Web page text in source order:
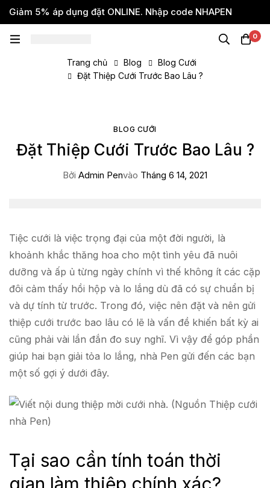
Giảm 5% áp dụng đặt ONLINE. Nhập code NHAPEN
0
Trang chủ Blog
Blog Cưới
Đặt Thiệp Cưới Trước Bao Lâu ?
BLOG CƯỚI
Đặt Thiệp Cưới Trước Bao Lâu ?
Bởi Admin Penvào Tháng 6 14, 2021
Tiệc cưới là việc trọng đại của một đời người, là
khoảnh khắc thăng hoa cho một tình yêu đã nuôi
dưỡng và ấp ủ từng ngày chính vì thế không ít các cặp
đôi cảm thấy hồi hộp và lo lắng dù đã có sự chuẩn bị
và dự tính từ trước. Trong đó, việc nên đặt và nên gửi
thiệp cưới trước bao lâu có lẽ là vấn đề khiến bất kỳ ai
cũng phải vài lần đắn đo suy nghĩ. Vì vậy để góp phần
giúp hai bạn giải tỏa lo lắng, nhà Pen gửi đến các bạn
một số gợi ý dưới đây.
Tại sao cần tính toán thời